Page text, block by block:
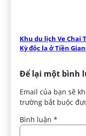
Khu du lịch Ve Chai
Kỳ độc lạ ở Tiền
Để lại một bình
Email của bạn sẽ
trường bắt buộc
Bình luận*